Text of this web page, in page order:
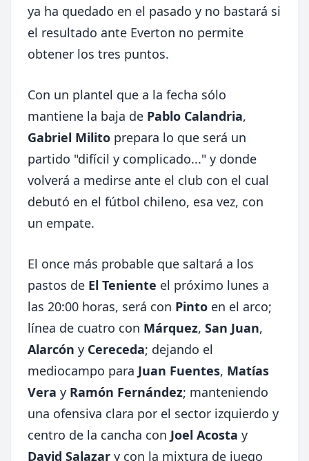
ya ha quedado en el pasado y no bastará si
el resultado ante Everton no permite
obtener los tres puntos.
Con un plantel que a la fecha sólo
mantiene la baja de Pablo Calandria,
Gabriel Milito prepara lo que será un
partido "difícil y complicado..." y donde
volverá a medirse ante el club con el cual
debutó en el fútbol chileno, esa vez, con
un empate.
El once más probable que saltará a los
pastos de El Teniente el próximo lunes a
las 20:00 horas, será con Pinto en el arco;
línea de cuatro con Márquez, San Juan,
Alarcón y Cereceda; dejando el
mediocampo para Juan Fuentes, Matías
Vera y Ramón Fernández; manteniendo
una ofensiva clara por el sector izquierdo y
centro de la cancha con Joel Acosta y
David Salazar y con la mixtura de juego